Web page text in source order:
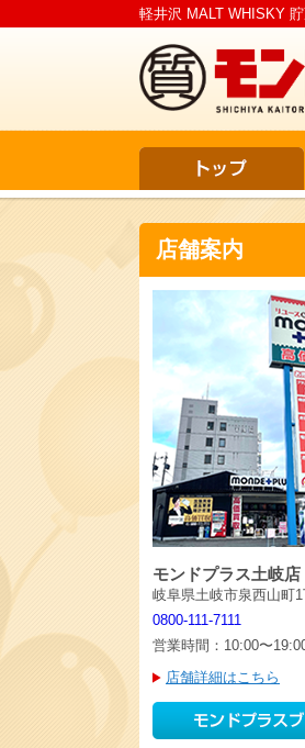
軽井沢 MALT WHISKY
店舗案内
モンドプラス土岐店
岐阜県土岐市泉西山町
0800-111-7111
営業時間：10:00〜
店舗詳細はこちら